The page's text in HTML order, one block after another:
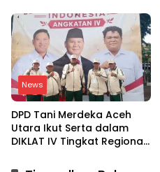
Pensiun tetap Lancar
News
DPD Tani Merdeka Aceh
Utara Ikut Serta dalam
DIKLAT IV Tingkat Regional